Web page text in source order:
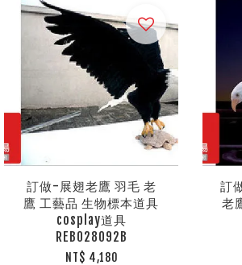
訂做-展翅老鷹 羽毛 老
鷹 工藝品 生物標本道具
cosplay道具
REB028092B
NT$ 4,180
訂
老